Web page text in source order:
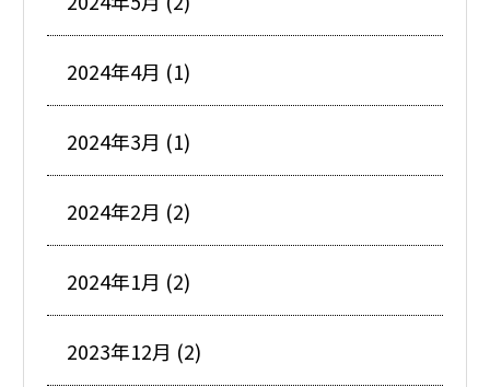
2024年4月 (1)
2024年3月 (1)
2024年2月 (2)
2024年1月 (2)
2023年12月 (2)